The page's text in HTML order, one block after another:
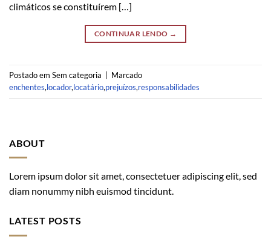
climáticos se constituírem […]
CONTINUAR LENDO →
Postado em Sem categoria
Marcado
enchentes,locador,locatário,prejuízos,responsabilidades
ABOUT
Lorem ipsum dolor sit amet, consectetuer adipiscing elit, sed
diam nonummy nibh euismod tincidunt.
LATEST POSTS